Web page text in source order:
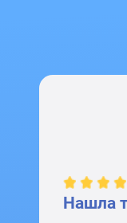
Нашла